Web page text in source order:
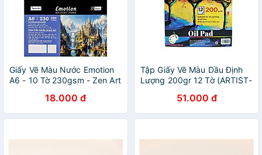
Giấy Vẽ Màu Nước Emotion
A6 - 10 Tờ 230gsm - Zen Art
18.000 đ
Tập Giấy Vẽ Màu Dầu Định
Lượng 200gr 12 Tờ (ARTIST-
51.000 đ